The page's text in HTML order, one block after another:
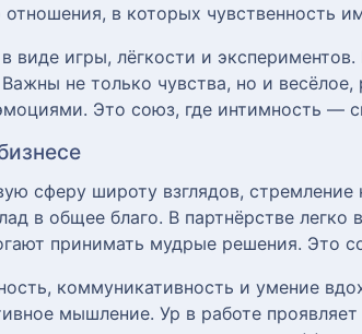
отношения, в которых чувственность
виде игры, лёгкости и
не только чувства, но и
Это союз, где интимность —
сферу широту взглядов,
в общее благо. В партнёрстве
принимать мудрые решения. Это
коммуникативность и умение
мышление. Ур в работе